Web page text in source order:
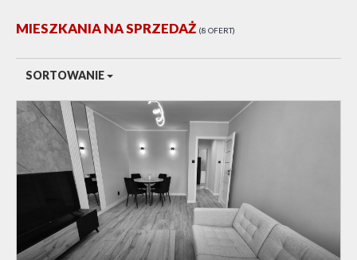
MIESZKANIA NA SPRZEDAŻ 8 OFERT
SORTOWANIE